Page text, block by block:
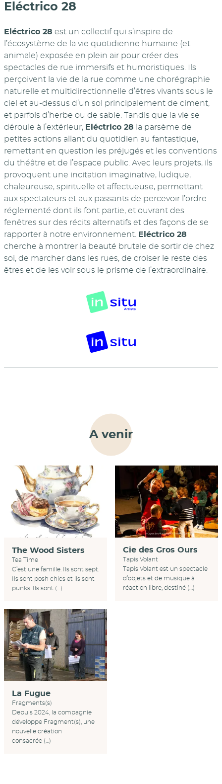
Eléctrico 28
Eléctrico 28 est un collectif qui s’inspire de
l’écosystème de la vie quotidienne humaine (et
animale) exposée en plein air pour créer des
spectacles de rue immersifs et humoristiques. Ils
perçoivent la vie de la rue comme une chorégraphie
naturelle et multidirectionnelle d’êtres vivants sous le
ciel et au-dessus d’un sol principalement de ciment,
et parfois d’herbe ou de sable. Tandis que la vie se
déroule à l’extérieur, Eléctrico 28 la parsème de
petites actions allant du quotidien au fantastique,
remettant en question les préjugés et les conventions
du théâtre et de l’espace public. Avec leurs projets, ils
provoquent une incitation imaginative, ludique,
chaleureuse, spirituelle et affectueuse, permettant
aux spectateurs et aux passants de percevoir l’ordre
réglementé dont ils font partie, et ouvrant des
fenêtres sur des récits alternatifs et des façons de se
rapporter à notre environnement.
Eléctrico 28
cherche à montrer la beauté brutale de sortir de chez
soi, de marcher dans les rues, de croiser le reste des
êtres et de les voir sous le prisme de l’extraordinaire.
A venir
The Wood Sisters
Tea Time
C’est une famille. Ils sont sept.
Ils sont posh chics et ils sont
punks. Ils sont (…)
Cie des Gros Ours
Tapis Volant
Tapis Volant est un spectacle
d’objets et de musique à
réaction libre, destiné (…)
La Fugue
Fragments(s)
Depuis 2024, la compagnie
développe Fragment(s), une
nouvelle création
consacrée (…)